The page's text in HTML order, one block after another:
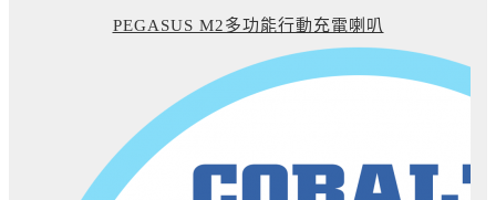
PEGASUS M2多功能行動充電喇叭